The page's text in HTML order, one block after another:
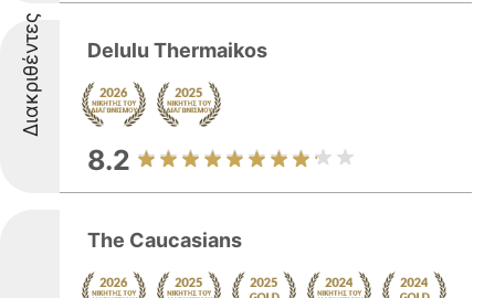
Διακριθέντες Delulu Thermaikos
8.2
The Caucasians